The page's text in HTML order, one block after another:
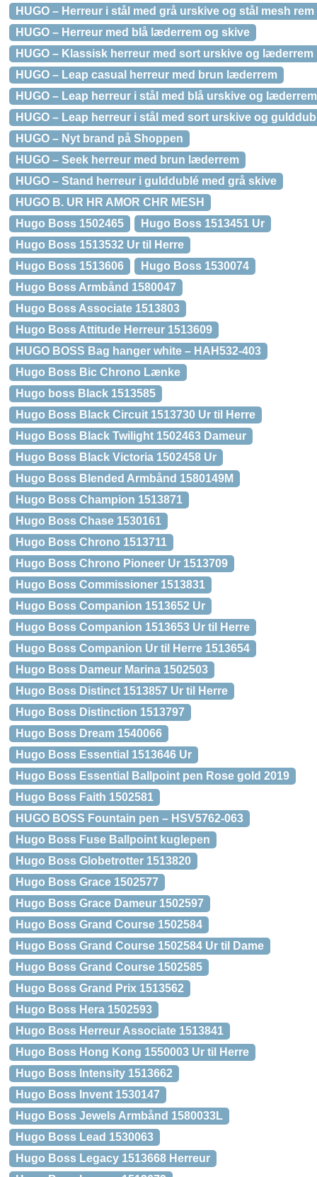
HUGO – Herreur i stål med grå urskive og stål mesh rem
HUGO – Herreur med blå læderrem og skive
HUGO – Klassisk herreur med sort urskive og læderrem
HUGO – Leap casual herreur med brun læderrem
HUGO – Leap herreur i stål med blå urskive og læderrem
HUGO – Leap herreur i stål med sort urskive og
HUGO – Nyt brand på Shoppen
HUGO – Seek herreur med brun læderrem
HUGO – Stand herreur i gulddublé med grå skive
HUGO B. UR HR AMOR CHR MESH
Hugo Boss 1502465
Hugo Boss 1513451 Ur
Hugo Boss 1513532 Ur til Herre
Hugo Boss 1513606
Hugo Boss 1530074
Hugo Boss Armbånd 1580047
Hugo Boss Associate 1513803
Hugo Boss Attitude Herreur 1513609
HUGO BOSS Bag hanger white – HAH532-403
Hugo Boss Bic Chrono Lænke
Hugo boss Black 1513585
Hugo Boss Black Circuit 1513730 Ur til Herre
Hugo Boss Black Twilight 1502463 Dameur
Hugo Boss Black Victoria 1502458 Ur
Hugo Boss Blended Armbånd 1580149M
Hugo Boss Champion 1513871
Hugo Boss Chase 1530161
Hugo Boss Chrono 1513711
Hugo Boss Chrono Pioneer Ur 1513709
Hugo Boss Commissioner 1513831
Hugo Boss Companion 1513652 Ur
Hugo Boss Companion 1513653 Ur til Herre
Hugo Boss Companion Ur til Herre 1513654
Hugo Boss Dameur Marina 1502503
Hugo Boss Distinct 1513857 Ur til Herre
Hugo Boss Distinction 1513797
Hugo Boss Dream 1540066
Hugo Boss Essential 1513646 Ur
Hugo Boss Essential Ballpoint pen Rose gold 2019
Hugo Boss Faith 1502581
HUGO BOSS Fountain pen – HSV5762-063
Hugo Boss Fuse Ballpoint kuglepen
Hugo Boss Globetrotter 1513820
Hugo Boss Grace 1502577
Hugo Boss Grace Dameur 1502597
Hugo Boss Grand Course 1502584
Hugo Boss Grand Course 1502584 Ur til Dame
Hugo Boss Grand Course 1502585
Hugo Boss Grand Prix 1513562
Hugo Boss Hera 1502593
Hugo Boss Herreur Associate 1513841
Hugo Boss Hong Kong 1550003 Ur til Herre
Hugo Boss Intensity 1513662
Hugo Boss Invent 1530147
Hugo Boss Jewels Armbånd 1580033L
Hugo Boss Lead 1530063
Hugo Boss Legacy 1513668 Herreur